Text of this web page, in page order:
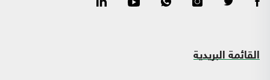
القائمة البريدية